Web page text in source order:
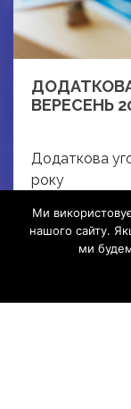
ВЕРЕСЕНЬ
Додаткова
року
Read More
Ми
нашого сайту.
ми